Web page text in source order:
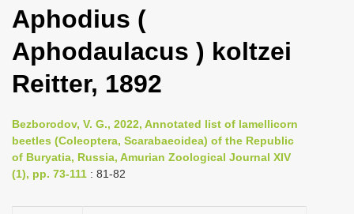
l
v
i
Aphodius (
Aphodaulacus ) koltzei
Reitter, 1892
Bezborodov, V. G., 2022, Annotated list of lamellicorn
beetles (Coleoptera, Scarabaeoidea) of the Republic
of Buryatia, Russia, Amurian Zoological Journal XIV
(1), pp. 73-111 : 81-82